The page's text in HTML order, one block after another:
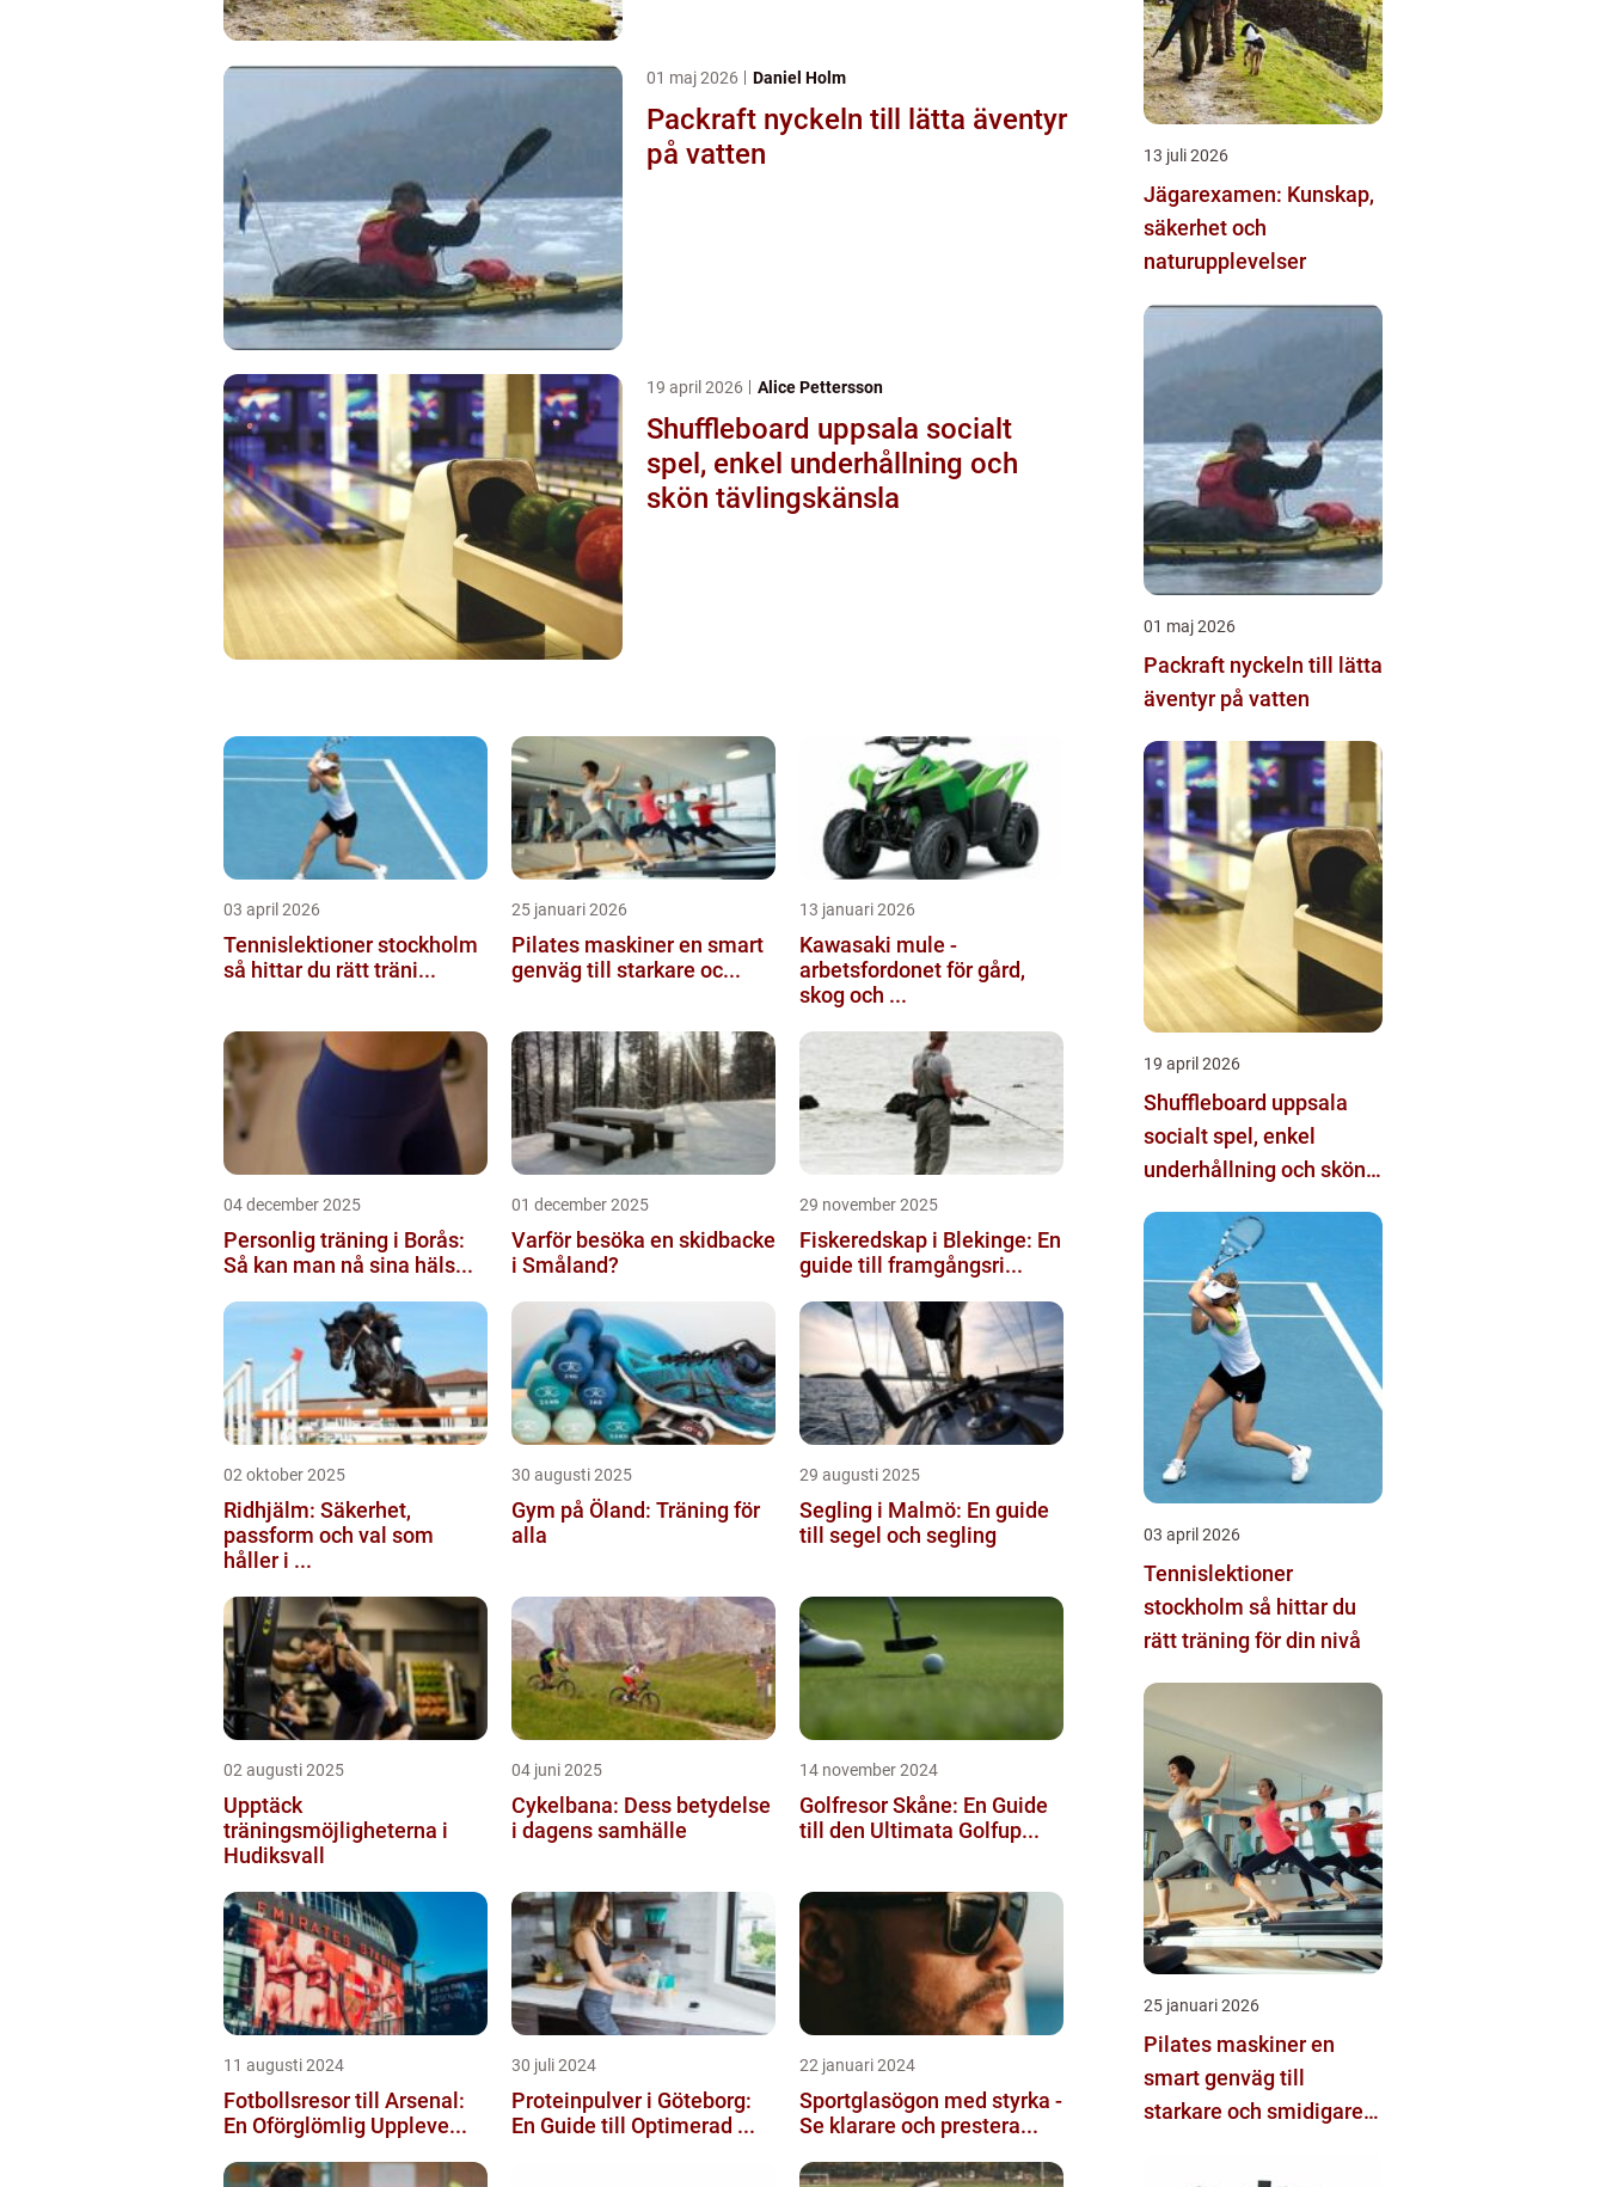
01 maj 2026 Daniel Holm
Packraft nyckeln till lätta äventyr
på vatten
19 april 2026 Alice Pettersson
Shuffleboard uppsala socialt
spel, enkel underhållning och
skön tävlingskänsla
03 april 2026
Tennislektioner stockholm
så hittar du rätt träni...
25 januari 2026
Pilates maskiner en smart
genväg till starkare oc...
13 januari 2026
Kawasaki mule -
arbetsfordonet för gård,
skog och ...
04 december 2025
Personlig träning i Borås:
Så kan man nå sina häls...
01 december 2025
Varför besöka en skidbacke
i Småland?
29 november 2025
Fiskeredskap i Blekinge: En
guide till framgångsri...
02 oktober 2025
Ridhjälm: Säkerhet,
passform och val som
håller i ...
30 augusti 2025
Gym på Öland: Träning för
alla
29 augusti 2025
Segling i Malmö: En guide
till segel och segling
02 augusti 2025
Upptäck
träningsmöjligheterna i
Hudiksvall
04 juni 2025
Cykelbana: Dess betydelse
i dagens samhälle
14 november 2024
Golfresor Skåne: En Guide
till den Ultimata Golfup...
11 augusti 2024
Fotbollsresor till Arsenal:
En Oförglömlig Uppleve...
30 juli 2024
Proteinpulver i Göteborg:
En Guide till Optimerad ...
22 januari 2024
Sportglasögon med styrka -
Se klarare och prestera...
13 juli 2026
Jägarexamen: Kunskap,
säkerhet och
naturupplevelser
01 maj 2026
Packraft nyckeln till lätta
äventyr på vatten
19 april 2026
Shuffleboard uppsala
socialt spel, enkel
underhållning och skön
03 april 2026
Tennislektioner
stockholm så hittar du
rätt träning för din nivå
25 januari 2026
Pilates maskiner en
smart genväg till
starkare och smidigare